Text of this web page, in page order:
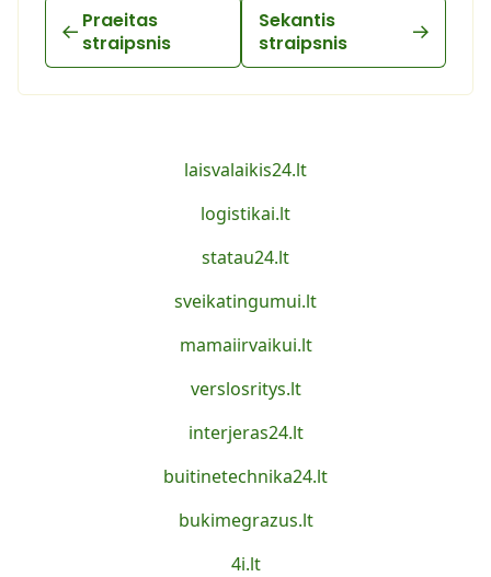
Praeitas
straipsnis
Sekantis
straipsnis
laisvalaikis24.lt
logistikai.lt
statau24.lt
sveikatingumui.lt
mamaiirvaikui.lt
verslosritys.lt
interjeras24.lt
buitinetechnika24.lt
bukimegrazus.lt
4i.lt